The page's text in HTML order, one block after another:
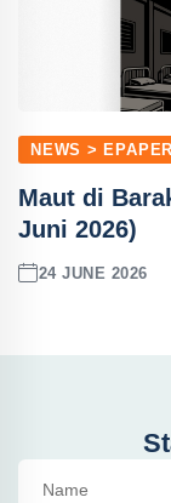
NEWS > EPAPER
Maut di
Juni 2026)
24 JUNE 2026